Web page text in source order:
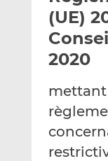
(UE)
2020